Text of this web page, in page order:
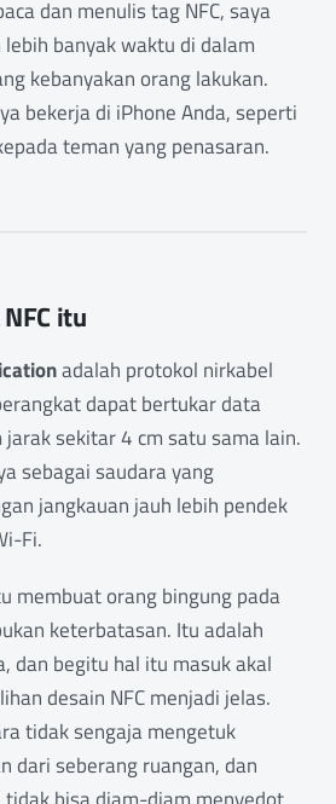
dan menulis tag NFC, saya
banyak waktu di dalam
kebanyakan orang lakukan.
bekerja di iPhone Anda, seperti
teman yang penasaran.
itu
adalah protokol nirkabel
dapat bertukar data
sekitar 4 cm satu sama lain.
sebagai saudara yang
jangkauan jauh lebih pendek
Fi.
membuat orang bingung pada
keterbatasan. Itu adalah
dan begitu hal itu masuk akal
desain NFC menjadi jelas.
tidak sengaja mengetuk
dari seberang ruangan, dan